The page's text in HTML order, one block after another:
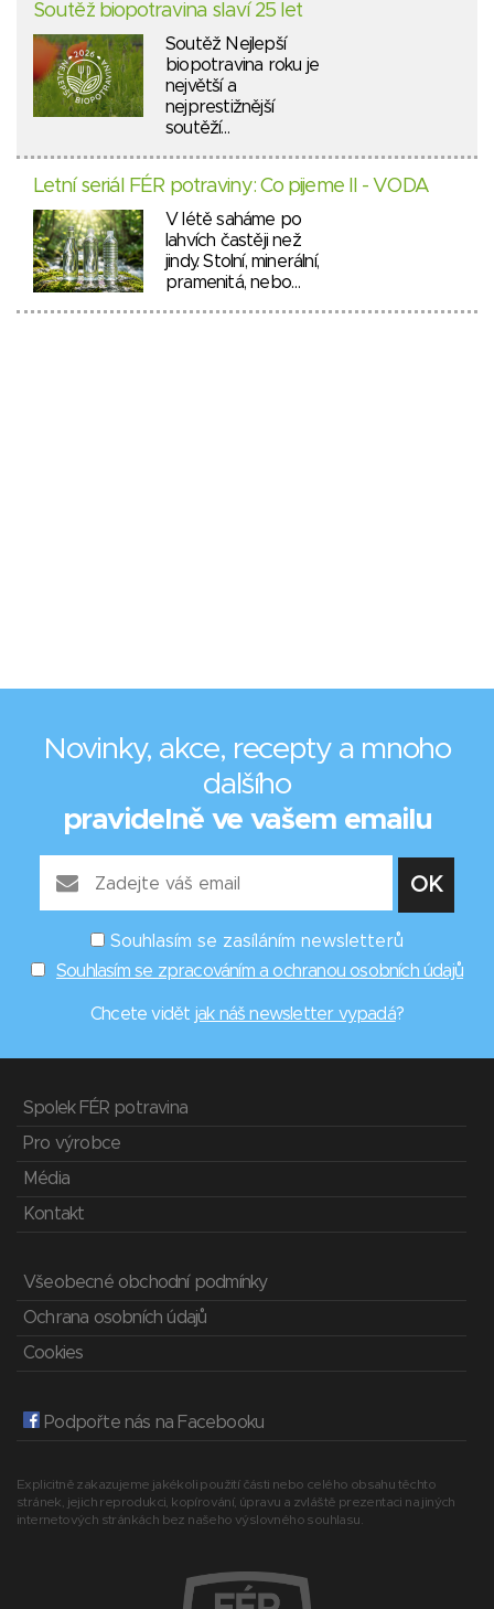
Soutěž biopotravina slaví 25 let
Soutěž Nejlepší
biopotravina roku je
největší a
nejprestižnější
soutěží…
Letní seriál FÉR potraviny: Co pijeme II - VODA
V létě saháme po
lahvích častěji než
jindy. Stolní, minerální,
pramenitá, nebo…
Novinky, akce, recepty a mnoho
dalšího
pravidelně ve vašem emailu
Souhlasím se zasíláním newsletterů
Souhlasím se zpracováním a ochranou osobních údajů
Chcete vidět jak náš newsletter vypadá?
Spolek FÉR potravina
Pro výrobce
Média
Kontakt
Všeobecné obchodní podmínky
Ochrana osobních údajů
Cookies
Podpořte nás na Facebooku
Explicitně zakazujeme jakékoli použití části nebo celého obsahu těchto
stránek, jejich reprodukci, kopírování, úpravu a zvláště prezentaci na jiných
internetových stránkách bez našeho výslovného souhlasu.